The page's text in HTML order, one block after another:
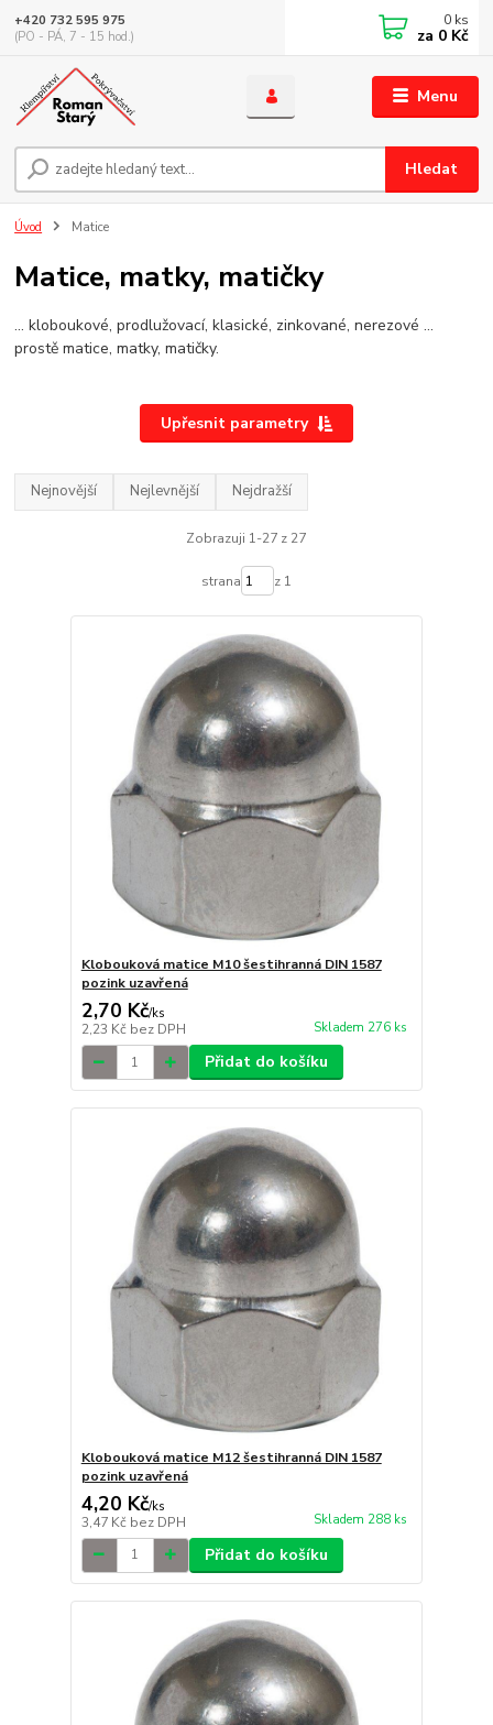
Menu
Hledat
+420 732 595 975
(PO - PÁ, 7 - 15 hod.)
0 ks
za 0 Kč
Úvod Matice
Matice, matky, matičky
... kloboukové, prodlužovací, klasické, zinkované, nerezové ...
prostě matice, matky, matičky.
Upřesnit parametry
Nejnovější Nejlevnější Nejdražší
Zobrazuji 1-27 z 27
strana z 1
Klobouková matice M10 šestihranná DIN 1587
pozink uzavřená
2,70 Kč/ks
2,23 Kč bez DPH Skladem 276 ks
Přidat do košíku
Klobouková matice M12 šestihranná DIN 1587
pozink uzavřená
4,20 Kč/ks
3,47 Kč bez DPH Skladem 288 ks
Přidat do košíku